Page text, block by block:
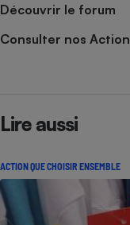
Découvrir le forum
Consulter nos
Lire aussi
ACTION QUE CHOISIR ENSEMBLE